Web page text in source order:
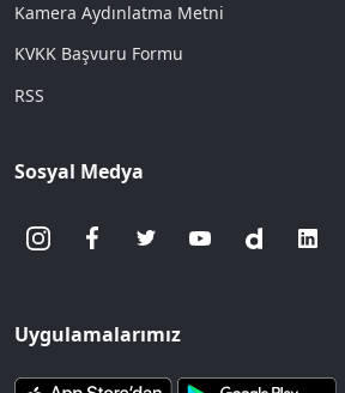
Kamera Aydınlatma Metni
KVKK Başvuru Formu
RSS
Sosyal Medya
Uygulamalarımız